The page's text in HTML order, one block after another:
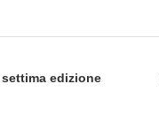
edizione